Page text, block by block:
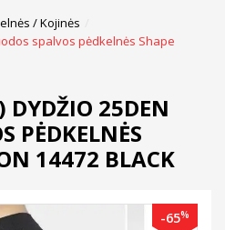
/ Kojinės
spalvos pėdkelnės Shape
25DEN
PĖDKELNĖS
14472 BLACK
-65%